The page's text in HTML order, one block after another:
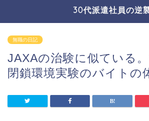
30代派遣社員の逆
無職の日記
JAXAの治験に似ている
閉鎖環境実験のバイトの